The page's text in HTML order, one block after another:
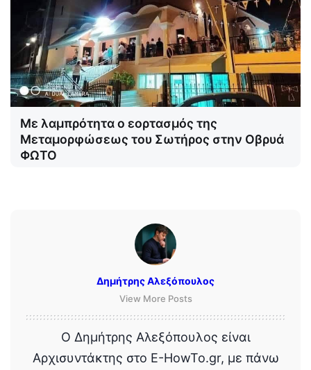
Με λαμπρότητα ο εορτασμός της
Μεταμορφώσεως του Σωτήρος στην Οβρυά
ΦΩΤΟ
Δημήτρης Αλεξόπουλος
View More Posts
Ο Δημήτρης Αλεξόπουλος είναι
Αρχισυντάκτης στο E-HowTo.gr, με πάνω